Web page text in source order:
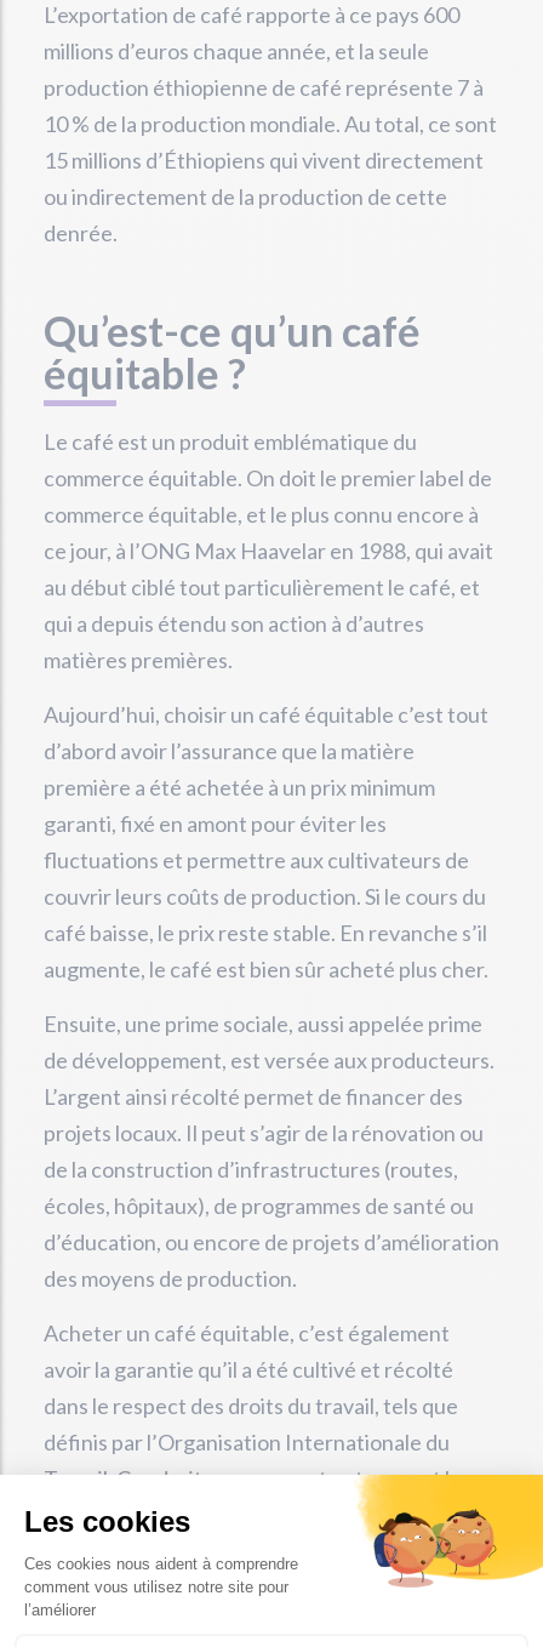
L’exportation de café rapporte à ce pays 600
millions d’euros chaque année, et la seule
production éthiopienne de café représente 7 à
10 % de la production mondiale. Au total, ce sont
15 millions d’Éthiopiens qui vivent directement
ou indirectement de la production de cette
denrée.
Qu’est-ce qu’un café
équitable ?
Le café est un produit emblématique du
commerce équitable. On doit le premier label de
commerce équitable, et le plus connu encore à
ce jour, à l’ONG Max Haavelar en 1988, qui avait
au début ciblé tout particulièrement le café, et
qui a depuis étendu son action à d’autres
matières premières.
Aujourd’hui, choisir un café équitable c’est tout
d’abord avoir l’assurance que la matière
première a été achetée à un prix minimum
garanti, fixé en amont pour éviter les
fluctuations et permettre aux cultivateurs de
couvrir leurs coûts de production. Si le cours du
café baisse, le prix reste stable. En revanche s’il
augmente, le café est bien sûr acheté plus cher.
Ensuite, une prime sociale, aussi appelée prime
de développement, est versée aux producteurs.
L’argent ainsi récolté permet de financer des
projets locaux. Il peut s’agir de la rénovation ou
de la construction d’infrastructures (routes,
écoles, hôpitaux), de programmes de santé ou
d’éducation, ou encore de projets d’amélioration
des moyens de production.
Acheter un café équitable, c’est également
avoir la garantie qu’il a été cultivé et récolté
dans le respect des droits du travail, tels que
définis par l’Organisation Internationale du
Travail. Ces droits concernent notamment la
liberté des travailleurs de se regrouper en
syndicats, l’interdiction du travail des enfants,
l’absence de discrimination et l’égalité de
rémunération. Par ailleurs, dans le cadre du